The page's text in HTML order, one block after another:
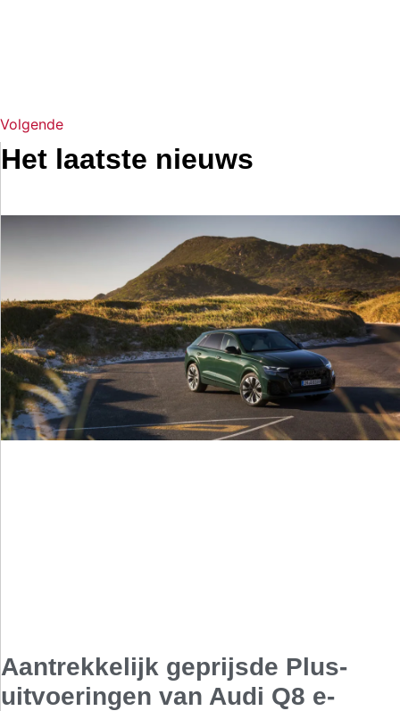
Volgende
Het laatste nieuws
Aantrekkelijk geprijsde Plus-
uitvoeringen van Audi Q8 e-